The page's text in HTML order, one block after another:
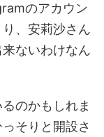
のアカウン
、安莉沙さん
ないわけなん
のかもしれま
そりと開設さ